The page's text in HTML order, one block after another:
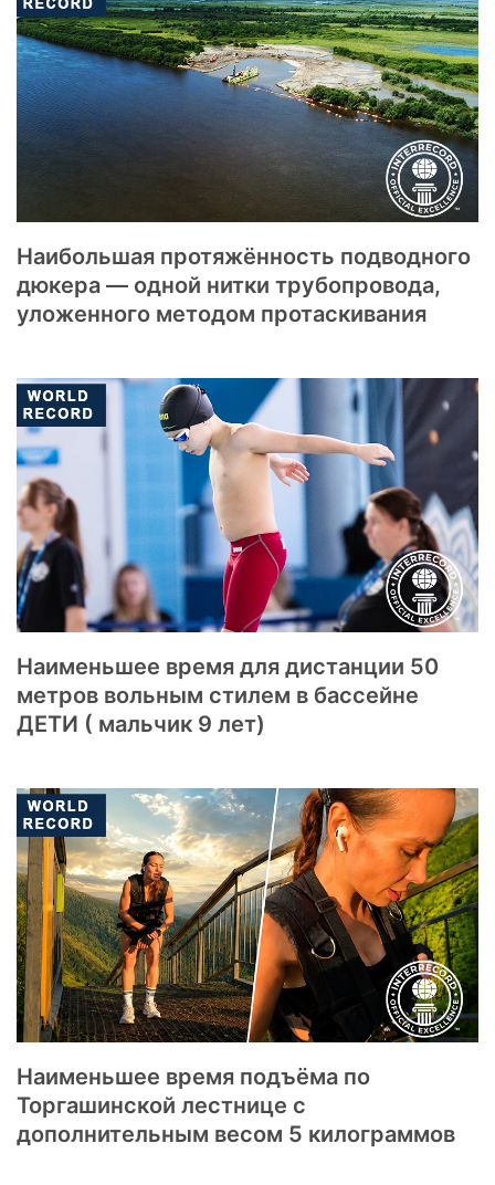
Наибольшая протяжённость подводного
дюкера — одной нитки трубопровода,
уложенного методом протаскивания
Наименьшее время для дистанции 50
метров вольным стилем в бассейне
ДЕТИ ( мальчик 9 лет)
Наименьшее время подъёма по
Торгашинской лестнице с
дополнительным весом 5 килограммов